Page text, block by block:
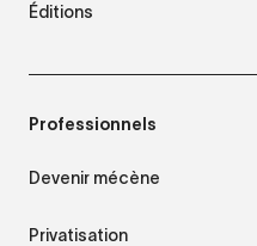
Éditions
Professionnels
Devenir mécène
Privatisation